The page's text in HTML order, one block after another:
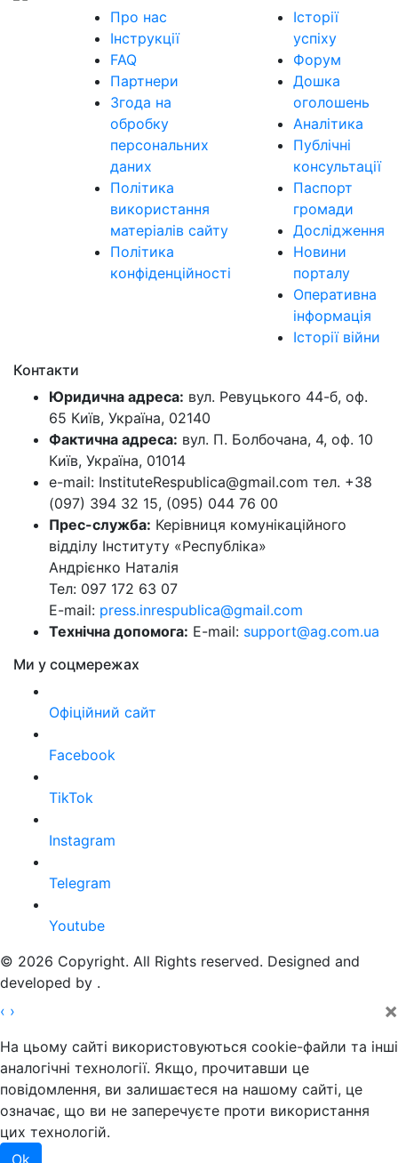
Про нас
Інструкції
FAQ
Партнери
Згода на
обробку
персональних
даних
Політика
використання
матеріалів сайту
Політика
конфіденційності
Історії
успіху
Форум
Дошка
оголошень
Аналітика
Публічні
консультації
Паспорт
громади
Дослідження
Новини
порталу
Оперативна
інформація
Історії війни
Контакти
Юридична адреса: вул. Ревуцького 44-б, оф.
65 Київ, Україна, 02140
Фактична адреса: вул. П. Болбочана, 4, оф. 10
Київ, Україна, 01014
e-mail: InstituteRespublica@gmail.com тел. +38
(097) 394 32 15, (095) 044 76 00
Прес-служба: Керівниця комунікаційного
відділу Інституту «Республіка»
Андрієнко Наталія
Тел: 097 172 63 07
E-mail: press.inrespublica@gmail.com
Технічна допомога: E-mail: support@ag.com.ua
Ми у соцмережах
Офіційний сайт
Facebook
TikTok
Instagram
Telegram
Youtube
© 2026 Copyright. All Rights reserved. Designed and
developed by .
‹ › ×
На цьому сайті використовуються cookie-файли та інші
аналогічні технології. Якщо, прочитавши це
повідомлення, ви залишаєтеся на нашому сайті, це
означає, що ви не заперечуєте проти використання
цих технологій.
Ok